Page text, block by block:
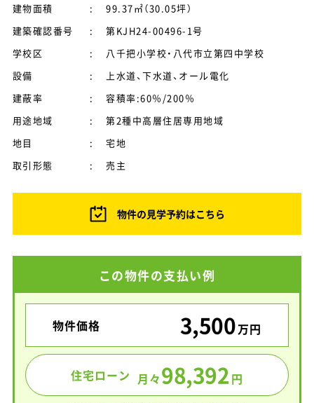
建物面積
:
99.37㎡（30.05坪）
建築確認番号
:
第KJH24-00496-1号
学校区
:
八千把小学校・八代市立第四中学校
設備
:
上水道、下水道、オール電化
建蔽率
:
容積率:60％/200％
用途地域
:
第2種中高層住居専用地域
地目
:
宅地
取引形態
: 売主
物件の見学予約はこちら
この物件の支払い例
物件価格 3,500万円
住宅ローン 月々98,392円